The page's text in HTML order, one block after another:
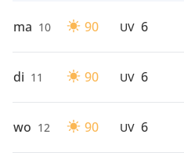
ma 10 90 UV 6
di 11 90 UV 6
wo 12 90 UV 6